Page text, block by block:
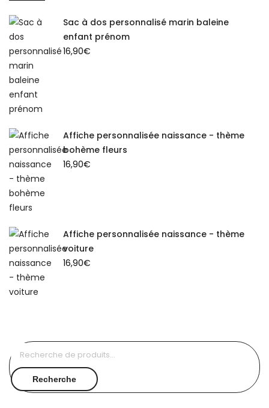
Sac à dos personnalisé marin baleine
enfant prénom
16,90€
Affiche personnalisée naissance - thème
bohème fleurs
16,90€
Affiche personnalisée naissance - thème
voiture
16,90€
Recherche